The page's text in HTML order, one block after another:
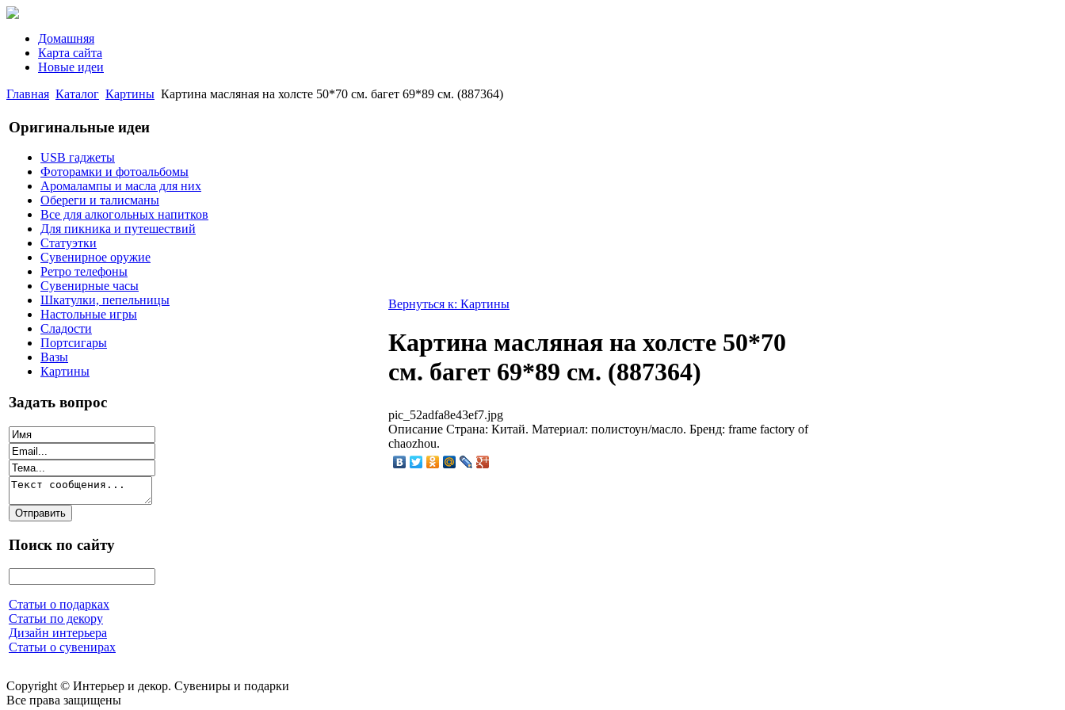
Домашняя
Карта сайта
Новые идеи
Главная Каталог Картины Картина масляная на холсте 50*70 см. багет 69*89 см. (887364)
Оригинальные идеи
USB гаджеты
Фоторамки и фотоальбомы
Аромалампы и масла для них
Обереги и талисманы
Все для алкогольных напитков
Для пикника и путешествий
Статуэтки
Сувенирное оружие
Ретро телефоны
Сувенирные часы
Шкатулки, пепельницы
Настольные игры
Сладости
Портсигары
Вазы
Картины
Задать вопрос
Поиск по сайту
Статьи о подарках
Статьи по декору
Дизайн интерьера
Статьи о сувенирах
Вернуться к: Картины
Картина масляная на холсте 50*70
см. багет 69*89 см. (887364)
pic_52adfa8e43ef7.jpg
Описание Страна: Китай. Материал: полистоун/масло. Бренд: frame factory of
chaozhou.
Copyright © Интерьер и декор. Сувениры и подарки
Все права защищены